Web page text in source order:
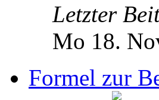
Letzter
Mo 18.
Formel zur